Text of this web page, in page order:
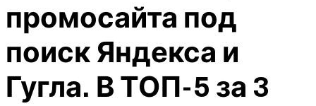
промосайта под
поиск Яндекса и
Гугла. В ТОП-5 за 3